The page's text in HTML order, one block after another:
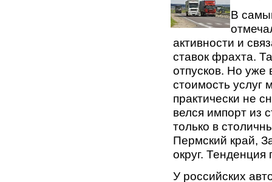
В
активности и
ставок фрахта.
отпусков. Но уже
стоимость услуг
практически не
велся импорт из
только в
Пермский край,
округ. Тенденция
У российских